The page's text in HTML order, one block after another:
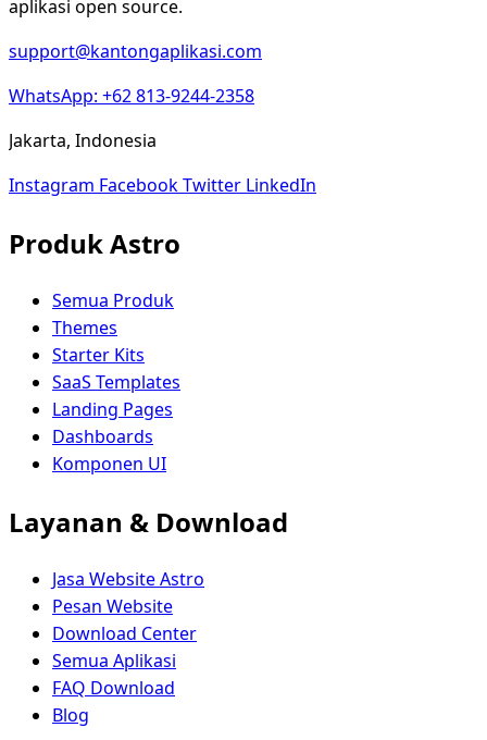
aplikasi open source.
support@kantongaplikasi.com
WhatsApp: +62 813-9244-2358
Jakarta, Indonesia
Instagram FacebookTwitter LinkedIn
Produk Astro
Semua Produk
Themes
Starter Kits
SaaS Templates
Landing Pages
Dashboards
Komponen UI
Layanan & Download
Jasa Website Astro
Pesan Website
Download Center
Semua Aplikasi
FAQ Download
Blog